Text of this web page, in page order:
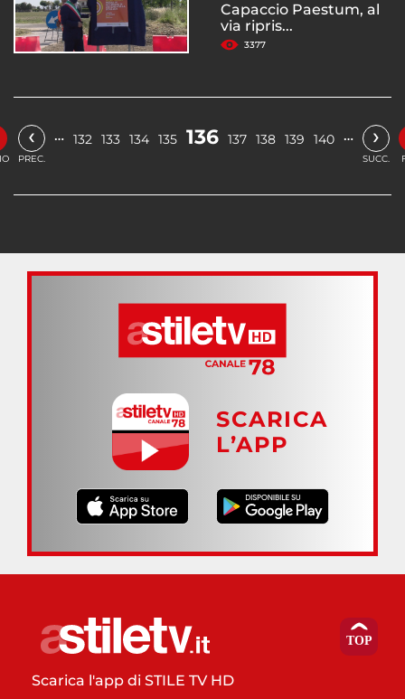
Capaccio Paestum, al
via ripris...
3377
‹
PREC.
… 132 133 134 135 136 137 138 139 140 … ›
SUCC.
SCARICA
L’APP
Scarica l'app di STILE TV HD